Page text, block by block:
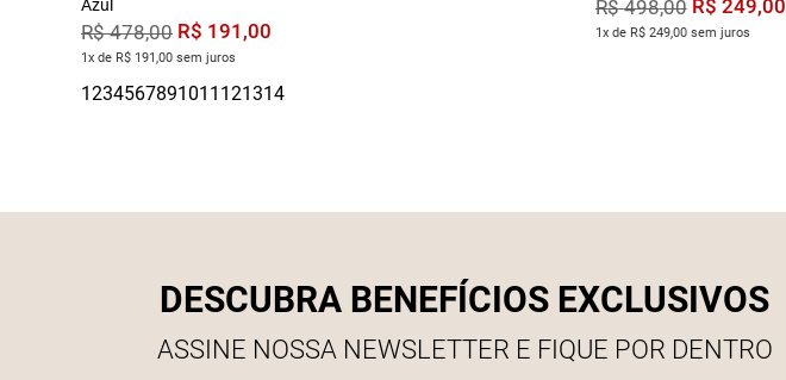
Azul
R$ 478,00 R$ 191 ,00
1x de R$ 191,00 sem juros
R$ 498,00 R$ 249,00
1x de R$ 249,00 sem juros
DESCUBRA BENEFÍCIOS EXCLUSIVOS
ASSINE NOSSA NEWSLETTER E FIQUE POR DENTRO